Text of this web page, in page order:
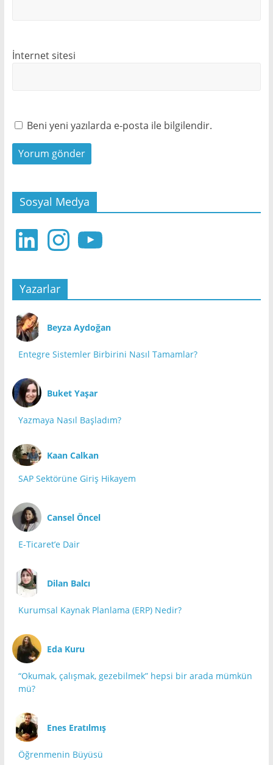
İnternet sitesi
Beni yeni yazılarda e-posta ile bilgilendir.
Sosyal Medya
LinkedIn InstagramYouTube
Yazarlar
Beyza Aydoğan
Entegre Sistemler Birbirini Nasıl Tamamlar?
Buket Yaşar
Yazmaya Nasıl Başladım?
Kaan Calkan
SAP Sektörüne Giriş Hikayem
Cansel Öncel
E-Ticaret’e Dair
Dilan Balcı
Kurumsal Kaynak Planlama (ERP) Nedir?
Eda Kuru
“Okumak, çalışmak, gezebilmek” hepsi bir arada mümkün
mü?
Enes Eratılmış
Öğrenmenin Büyüsü